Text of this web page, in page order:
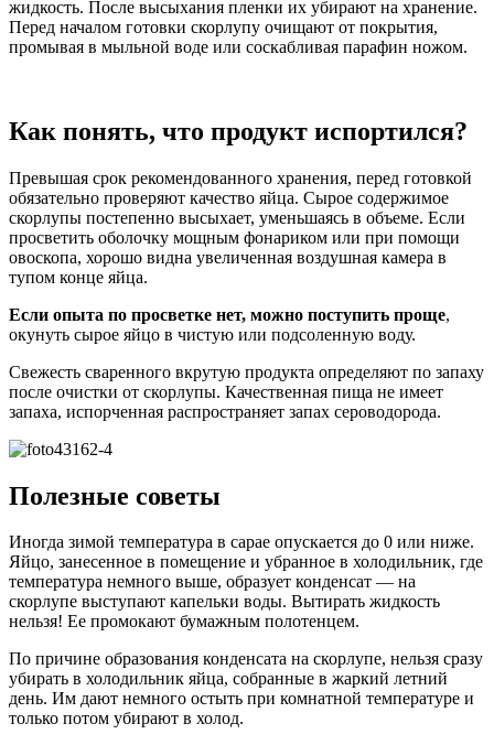
жидкость. После высыхания пленки их убирают на хранение.
Перед началом готовки скорлупу очищают от покрытия,
промывая в мыльной воде или соскабливая парафин ножом.
Как понять, что продукт испортился?
Превышая срок рекомендованного хранения, перед готовкой
обязательно проверяют качество яйца. Сырое содержимое
скорлупы постепенно высыхает, уменьшаясь в объеме. Если
просветить оболочку мощным фонариком или при помощи
овоскопа, хорошо видна увеличенная воздушная камера в
тупом конце яйца.
Если опыта по просветке нет, можно поступить проще,
окунуть сырое яйцо в чистую или подсоленную воду.
Свежесть сваренного вкрутую продукта определяют по запаху
после очистки от скорлупы. Качественная пища не имеет
запаха, испорченная распространяет запах сероводорода.
Полезные советы
Иногда зимой температура в сарае опускается до 0 или ниже.
Яйцо, занесенное в помещение и убранное в холодильник, где
температура немного выше, образует конденсат — на
скорлупе выступают капельки воды. Вытирать жидкость
нельзя! Ее промокают бумажным полотенцем.
По причине образования конденсата на скорлупе, нельзя сразу
убирать в холодильник яйца, собранные в жаркий летний
день. Им дают немного остыть при комнатной температуре и
только потом убирают в холод.